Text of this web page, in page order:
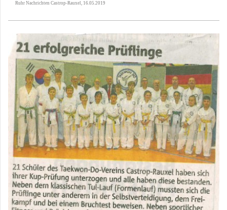
Ruhr Nachrichten Castrop-Rauxel, 16.05.2019